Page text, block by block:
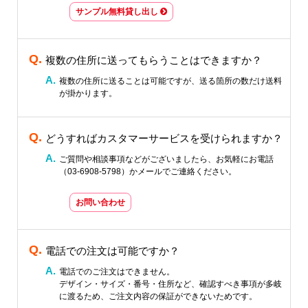
サンプル無料貸し出し
複数の住所に送ってもらうことはできますか？
複数の住所に送ることは可能ですが、送る箇所の数だけ送料
が掛かります。
どうすればカスタマーサービスを受けられますか？
ご質問や相談事項などがございましたら、お気軽にお電話
（03-6908-5798）かメールでご連絡ください。
お問い合わせ
電話での注文は可能ですか？
電話でのご注文はできません。
デザイン・サイズ・番号・住所など、確認すべき事項が多岐
に渡るため、ご注文内容の保証ができないためです。